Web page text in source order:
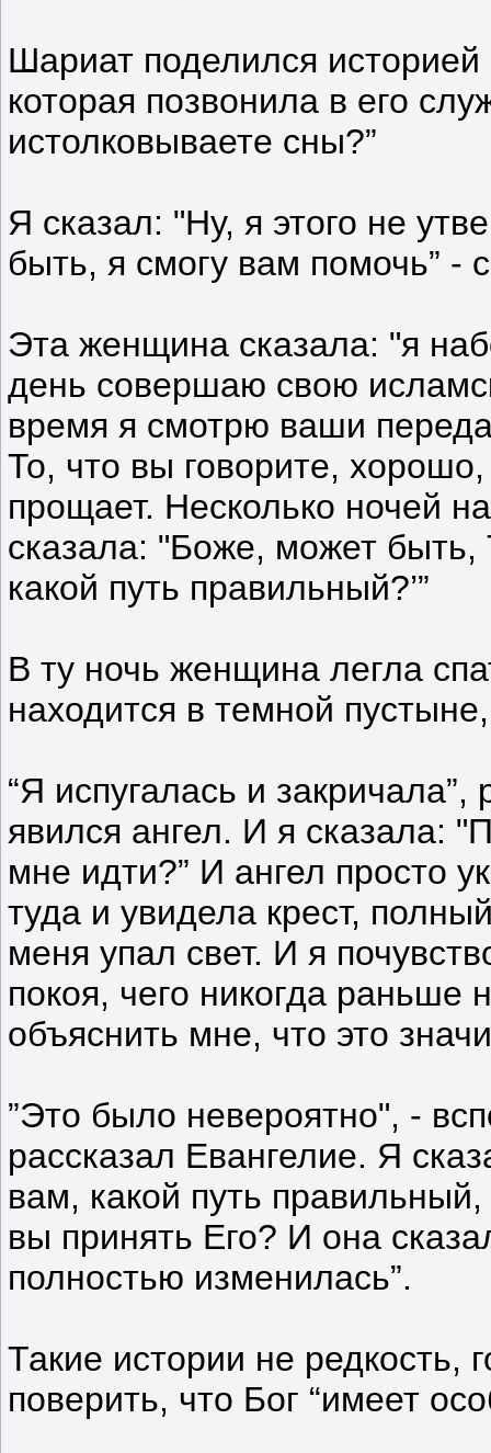
Шариат поделился
которая позвонила в его
истолковываете сны?”
Я сказал: "Ну, я этого не
быть, я смогу вам помочь” -
Эта женщина сказала: "я
день совершаю свою
время я смотрю ваши
То, что вы говорите,
прощает. Несколько ночей
сказала: "Боже, может
какой путь правильный?’”
В ту ночь женщина легла
находится в темной
“Я испугалась и
явился ангел. И я сказала:
мне идти?” И ангел просто
туда и увидела крест,
меня упал свет. И я
покоя, чего никогда
объяснить мне, что это
”Это было невероятно", -
рассказал Евангелие. Я
вам, какой путь
вы принять Его? И она
полностью изменилась”.
Такие истории не редкость,
поверить, что Бог “имеет